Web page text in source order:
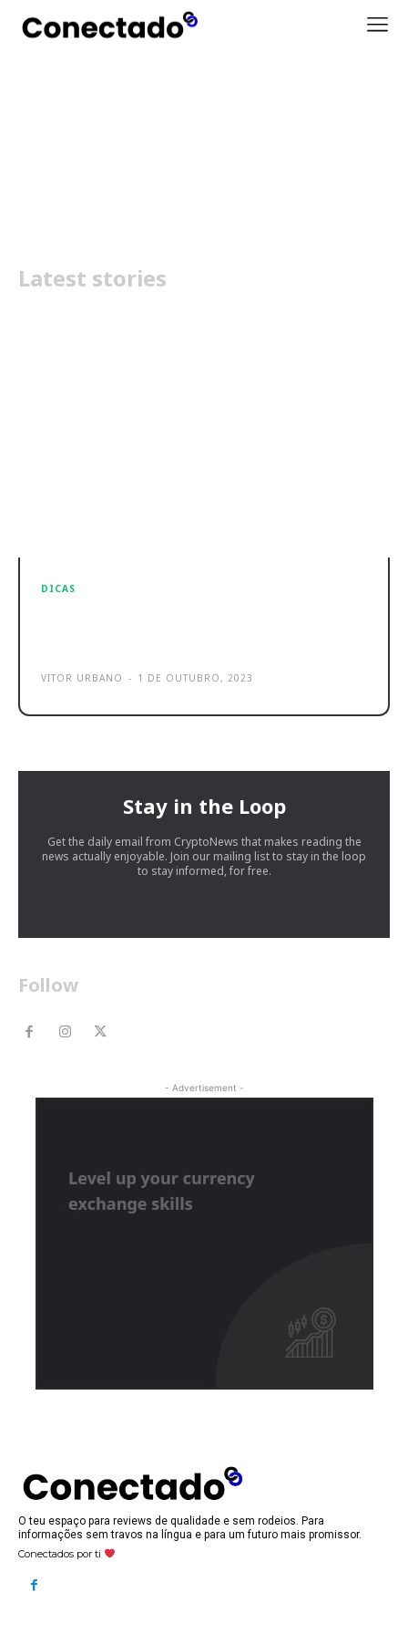
Latest stories
DICAS
VITOR URBANO - 1 DE OUTUBRO, 2023
Stay in the Loop
Get the daily email from CryptoNews that makes reading the
news actually enjoyable. Join our mailing list to stay in the loop
to stay informed, for free.
Follow
- Advertisement -
O teu espaço para reviews de qualidade e sem rodeios. Para
informações sem travos na língua e para um futuro mais promissor.
Conectados por ti